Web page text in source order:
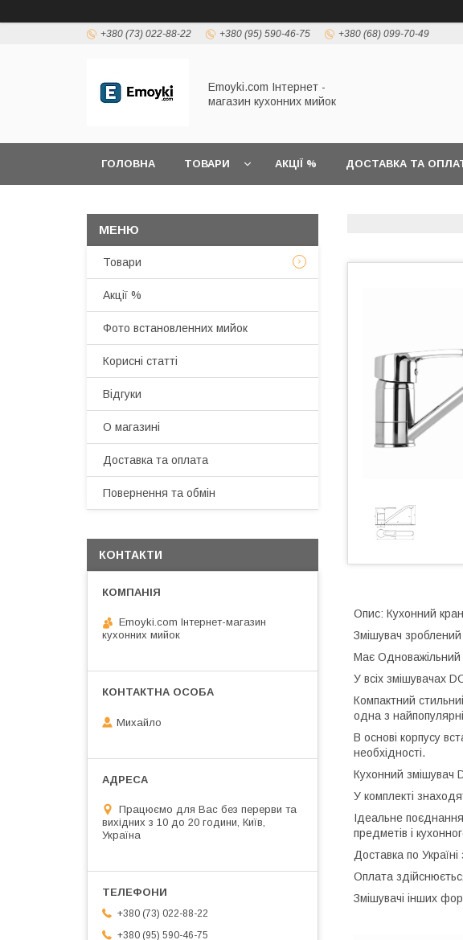
+380 (73) 022-88-22 +380 (95) 590-46-75 +380 (68) 099-70-49
Emoyki.com Інтернет -
магазин кухонних мийок
ГОЛОВНА ТОВАРИ АКЦІЇ % ДОСТАВКА ТА
Опис: Кухонний
Змішувач зроблений
Має Одноважільний
У всіх змішувачах
Компактний
одна з
В основі корпусу
необхідності.
Кухонний змішувач
У комплекті
Ідеальне
предметів і
Доставка по
Оплата
Змішувачі інших
Товари
Акції %
Фото встановленних мийок
Корисні статті
Відгуки
О магазині
Доставка та оплата
Повернення та обмін
КОНТАКТИ
Emoyki.com Інтернет-магазин
кухонних мийок
Михайло
Працюємо для Вас без перерви та
вихідних з 10 до 20 години, Київ,
Україна
+380 (73) 022-88-22
+380 (95) 590-46-75